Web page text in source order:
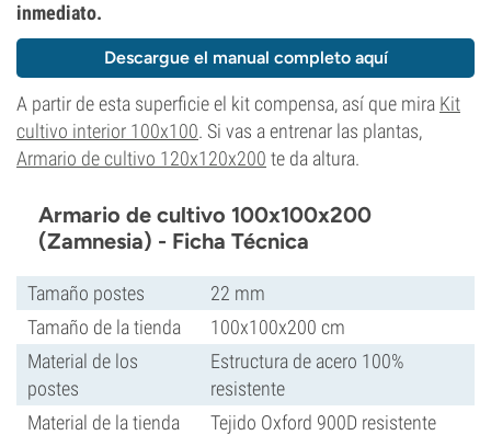
inmediato.
Descargue el manual completo aquí
A partir de esta superficie el kit compensa, así que mira Kit
cultivo interior 100x100. Si vas a entrenar las plantas,
Armario de cultivo 120x120x200 te da altura.
Armario de cultivo 100x100x200
(Zamnesia) - Ficha Técnica
Tamaño postes
22 mm
Tamaño de la tienda
100x100x200 cm
Material de los
postes
Estructura de acero 100%
resistente
Material de la tienda
Tejido Oxford 900D resistente